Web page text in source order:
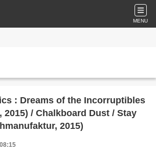
MENU
: Dreams of the Incorruptibles
2015) / Chalkboard Dust / Stay
2015)